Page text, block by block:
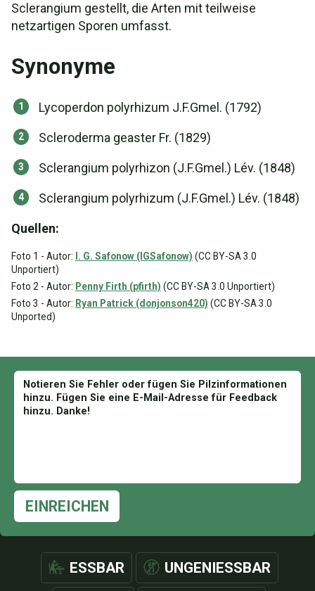
Sclerangium gestellt, die Arten mit teilweise
netzartigen Sporen umfasst.
Synonyme
Lycoperdon polyrhizum J.F.Gmel. (1792)
Scleroderma geaster Fr. (1829)
Sclerangium polyrhizon (J.F.Gmel.) Lév. (1848)
Sclerangium polyrhizum (J.F.Gmel.) Lév. (1848)
Quellen:
Foto 1 - Autor: I. G. Safonow (IGSafonow) (CC BY-SA 3.0
Unportiert)
Foto 2 - Autor: Penny Firth (pfirth) (CC BY-SA 3.0 Unportiert)
Foto 3 - Autor: Ryan Patrick (donjonson420) (CC BY-SA 3.0
Unported)
EINREICHEN
ESSBAR UNGENIESSBAR